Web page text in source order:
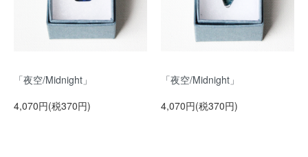
「夜空/Midnight」
4,070円(税370円)
「夜空/Midnight」
4,070円(税370円)